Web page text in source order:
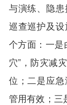
与演练、隐
巡查巡护及
个方面：一是
穴”，防灾减
位；二是应
管用有效；三